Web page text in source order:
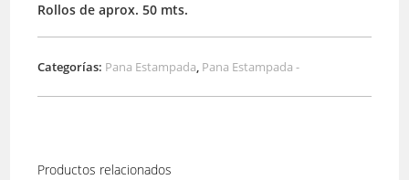
Rollos de aprox. 50 mts.
Categorías: Pana Estampada, Pana Estampada -
Productos relacionados